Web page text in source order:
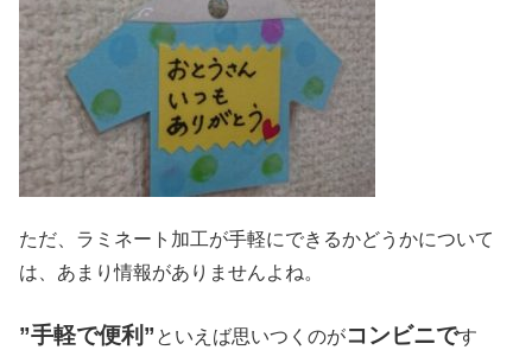
ただ、ラミネート加工が手軽にできるかどうかについて
は、あまり情報がありませんよね。
”手軽で便利” といえば思いつくのがコンビニです